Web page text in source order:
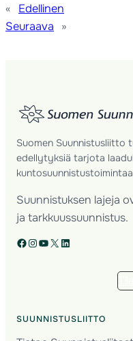
«
Edellinen
Seuraava
»
Suomen Suunnistusliitto
edellytyksiä tarjota
Suunnistuksen lajeja
ja tarkkuussuunnistus.
Facebook Instagram YouTube X LinkedIn
SUUNNISTUSLIITTO